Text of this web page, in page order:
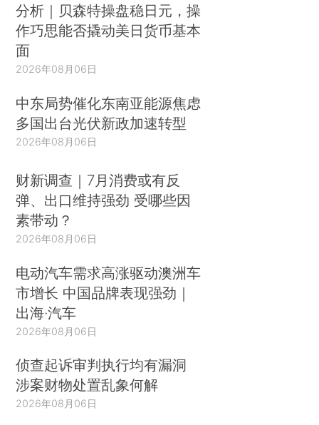
分析｜贝森特操盘稳日元，操
作巧思能否撬动美日货币基本
面
2026年08月06日
中东局势催化东南亚能源焦虑
多国出台光伏新政加速转型
2026年08月06日
财新调查｜7月消费或有反
弹、出口维持强劲 受哪些因
素带动？
2026年08月06日
电动汽车需求高涨驱动澳洲车
市增长 中国品牌表现强劲｜
出海·汽车
2026年08月06日
侦查起诉审判执行均有漏洞
涉案财物处置乱象何解
2026年08月06日